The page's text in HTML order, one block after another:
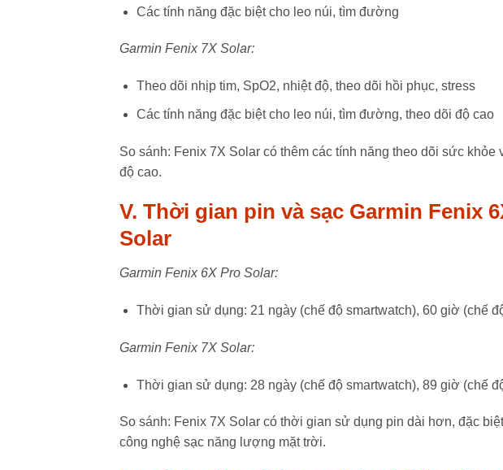
Các tính năng đặc biệt cho leo núi, tìm đường
Garmin Fenix 7X Solar:
Theo dõi nhịp tim, SpO2, nhiệt độ, theo dõi hồi phục, stress
Các tính năng đặc biệt cho leo núi, tìm đường, theo dõi độ cao
So sánh: Fenix 7X Solar có thêm các tính năng theo dõi sức khỏe
độ cao.
V. Thời gian pin và sạc Garmin Fenix
Solar
Garmin Fenix 6X Pro Solar:
Thời gian sử dụng: 21 ngày (chế độ smartwatch), 60 giờ (chế
Garmin Fenix 7X Solar:
Thời gian sử dụng: 28 ngày (chế độ smartwatch), 89 giờ (chế
So sánh: Fenix 7X Solar có thời gian sử dụng pin dài hơn, đặc
công nghệ sạc năng lượng mặt trời.